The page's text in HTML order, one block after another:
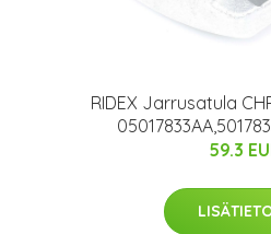
RIDEX Jarrusatula
59.3